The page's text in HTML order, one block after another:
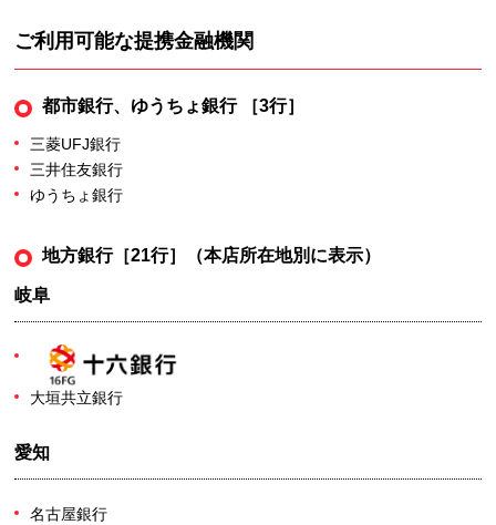
ご利用可能な提携金融機関
都市銀行、ゆうちょ銀行 ［3行］
三菱UFJ銀行
三井住友銀行
ゆうちょ銀行
地方銀行［21行］（本店所在地別に表示）
岐阜
大垣共立銀行
愛知
名古屋銀行